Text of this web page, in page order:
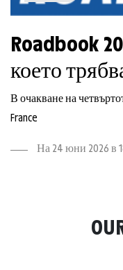
Roadbook
което
В очакване на
France
На 24 юни 2026 в